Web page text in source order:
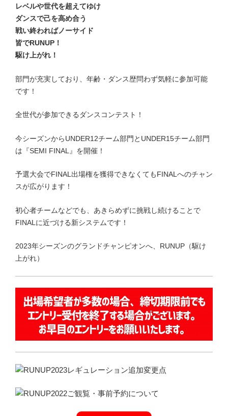
レベルや世代を超えてゆけ
ダンスで己を高め合う
戦い終わればノーサイド
皆でRUNUP！
駆け上がれ！
部門が充実しており、年齢・ダンス歴問わず気軽に参加可能
です！
全世代が参加できるダンスコンテスト！
今シーズンからUNDER12チーム部門とUNDER15チーム部門
は『SEMI FINAL』を開催！
予選大会でFINAL出場権を獲得できなくてもFINALへのチャン
スが広がります！
初心者チームなどでも、あきらめずに挑戦し続けることで
FINALに近づける新システムです！
2023年シーズンのグランドチャンピオンへ、RUNUP（駆け
上がれ）